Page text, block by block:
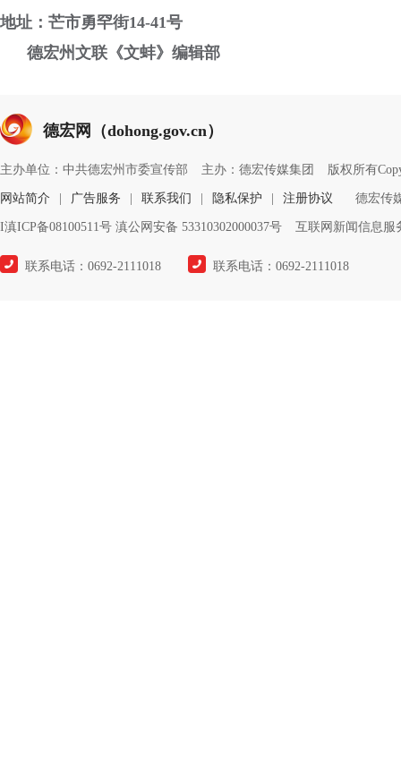
地址：芒市勇罕街14-41号
德宏州文联《文蚌》编辑部
德宏网（dohong.gov.cn）
主办单位：中共德宏州市委宣传部 主办：德宏传媒集团 版权所有
网站简介 广告服务 联系我们 隐私保护 注册协议 德宏传
I滇ICP备08100511号 滇公网安备 53310302000037号 互联网新闻信息服
联系电话：0692-2111018 联系电话：0692-2111018